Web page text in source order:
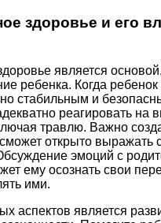
здоровье и его
является
ребенка. Когда ребенок
стабильным и
реагировать на
травлю. Важно
открыто выражать
эмоций с
ему осознать свои
ими.
аспектов является